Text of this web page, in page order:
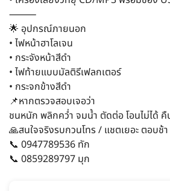
⸻
🌟 อุปกรณ์ภายนอก
• ไฟหน้าฮาโลเจน
• กระจังหน้าสีดำ
• ไฟท้ายแบบมัลติรีเฟลกเตอร์
• กระจกข้างสีดำ
📌หากตรวจสอบเจอว่า
ชนหนัก พลิกคว่ำ จมน้ำ ตัดต่อ โอนไม่ได้ คื
🙏สนใจจริงรบกวนโทร / แชตเยอะ ตอบช้
📞 0947789536 ทัก
📞 0859289797 มุก